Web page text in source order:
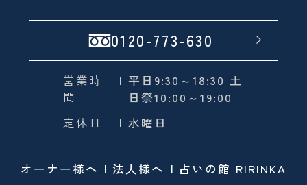
0120-773-630
営業時
間
| 平日9:30～18:30 土
日祭10:00～19:00
定休日
| 水曜日
オーナー様へ 法人様へ 占いの館 RIRINKA